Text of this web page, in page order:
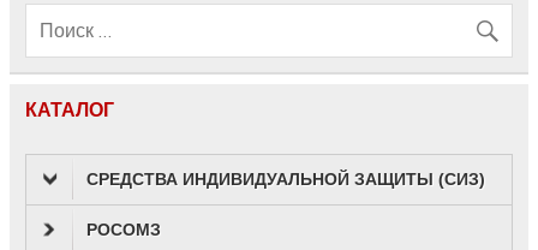
КАТАЛОГ
СРЕДСТВА ИНДИВИДУАЛЬНОЙ ЗАЩИТЫ (СИЗ)
РОСОМЗ